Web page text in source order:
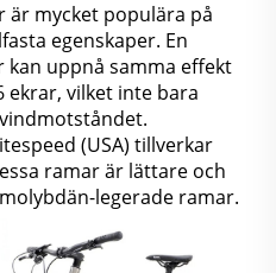
är mycket populära på
egenskaper. En
uppnå samma effekt
ekrar, vilket inte bara
(USA) tillverkar
ramar är lättare och
legerade ramar.